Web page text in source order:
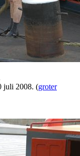
juli 2008. (groter